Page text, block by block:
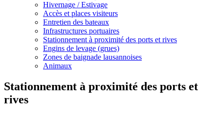
Hivernage / Estivage
Accès et places visiteurs
Entretien des bateaux
Infrastructures portuaires
Stationnement à proximité des ports et rives
Engins de levage (grues)
Zones de baignade lausannoises
Animaux
Stationnement à proximité des ports et
rives